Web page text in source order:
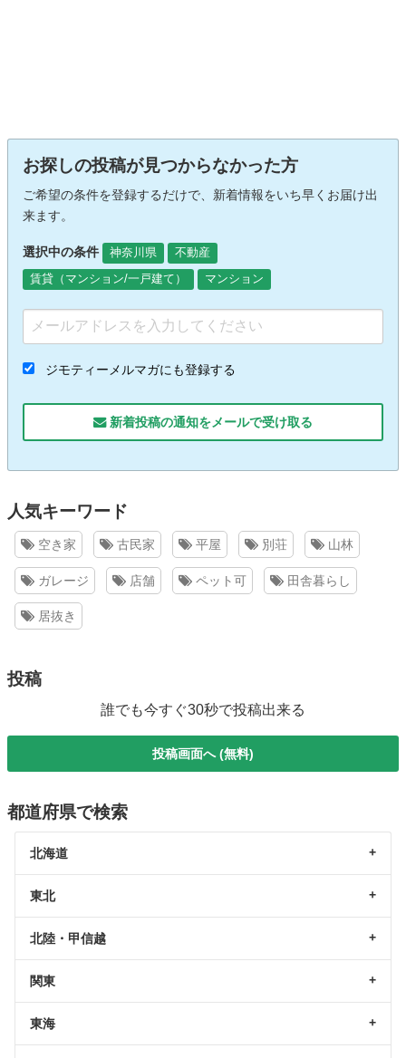
お探しの投稿が見つからなかった方
ご希望の条件を登録するだけで、新着情報をいち早くお届け出
来ます。
選択中の条件 神奈川県
不動産
賃貸（マンション/一戸建て）
マンション
ジモティーメルマガにも登録する
新着投稿の通知をメールで受け取る
人気キーワード
空き家 古民家 平屋 別荘 山林
ガレージ 店舗 ペット可 田舎暮らし
居抜き
投稿
誰でも今すぐ30秒で投稿出来る
投稿画面へ (無料)
都道府県で検索
北海道
東北
北陸・甲信越
関東
東海